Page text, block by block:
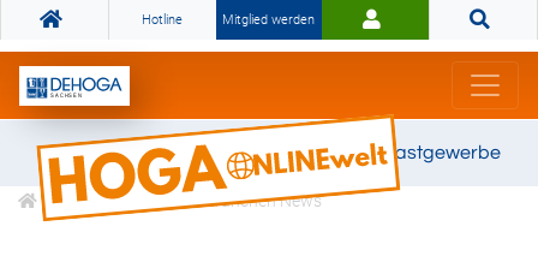
Hotline Mitglied werden
Gemeinsam stark für das Gastgewerbe
Informationen Branchen News